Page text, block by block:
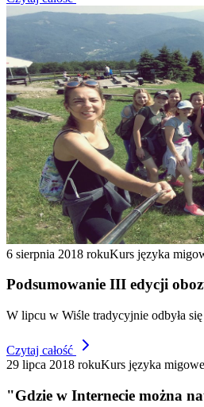
6 sierpnia 2018 rokuKurs języka
Podsumowanie III edycji
W lipcu w Wiśle tradycyjnie odbyła
Czytaj całość
29 lipca 2018 rokuKurs języka
"Gdzie w Internecie można